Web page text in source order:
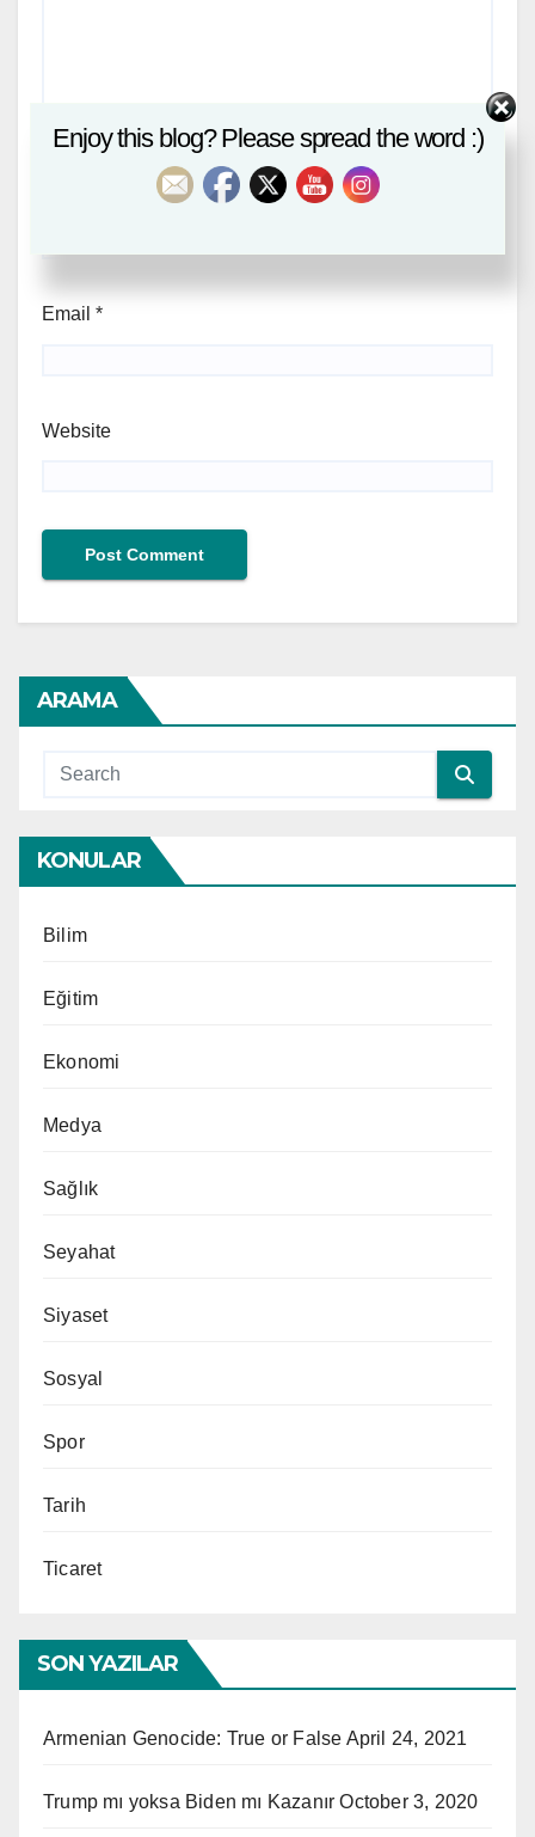
Email *
Website
ARAMA
KONULAR
Bilim
Eğitim
Ekonomi
Medya
Sağlık
Seyahat
Siyaset
Sosyal
Spor
Tarih
Ticaret
SON YAZILAR
Armenian Genocide: True or False April 24, 2021
Trump mı yoksa Biden mı Kazanır October 3, 2020
Enjoy this blog? Please spread the word :)